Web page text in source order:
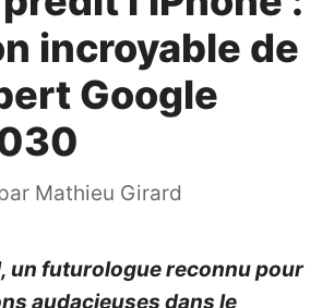
incroyable de
Google
Mathieu Girard
un futurologue reconnu pour
audacieuses dans le